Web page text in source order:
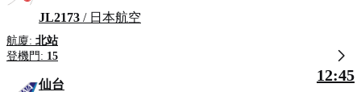
JL2173 / 日本航空
航廈: 北站
登機門: 15
仙台
12:45